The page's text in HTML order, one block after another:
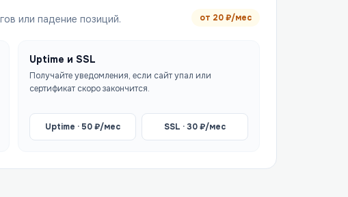
или падение позиций. от 20₽/мес
Uptime и SSL
Получайте уведомления, если сайт упал или
сертификат скоро закончится.
Uptime ·50₽/мес SSL ·30₽/мес